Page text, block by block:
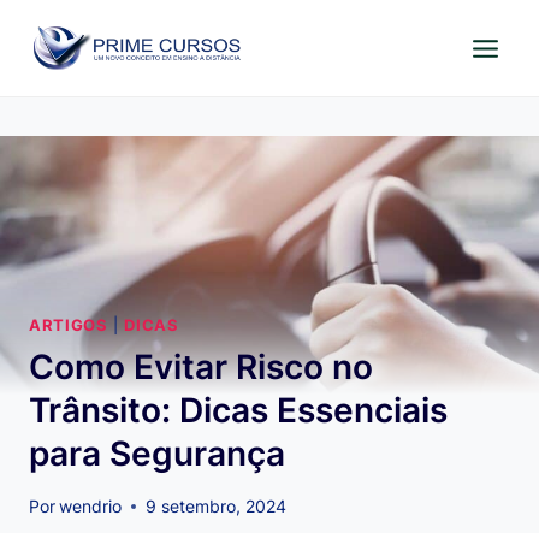
para
ARTIGOS |DICAS
Como Evitar Risco no
Trânsito: Dicas Essenciais
para Segurança
Porwendrio 9 setembro, 2024